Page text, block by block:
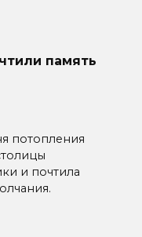
память
потопления
и почтила